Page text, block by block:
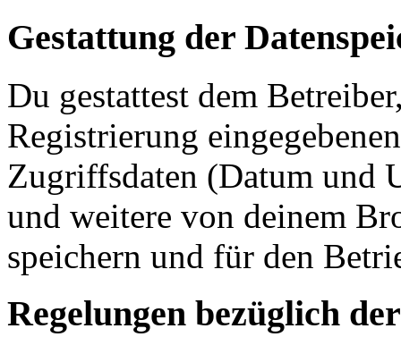
Gestattung der
Du gestattest dem
Registrierung
Zugriffsdaten (Datum und
und weitere von deinem
speichern und für den
Regelungen bezüglich